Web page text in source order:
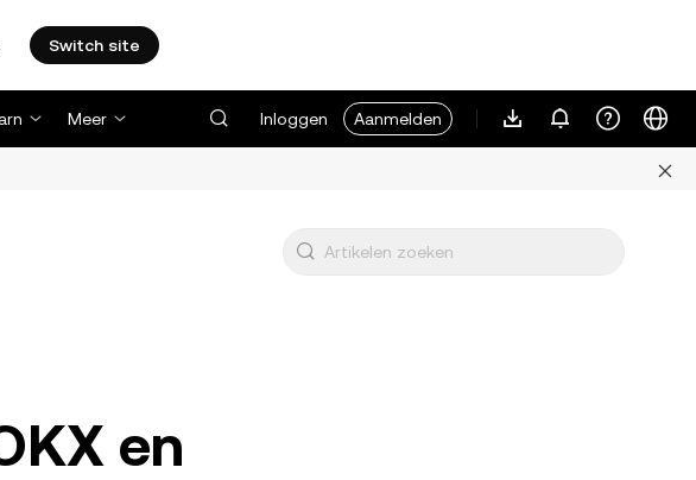
Switch site
Meer Inloggen Aanmelden
en